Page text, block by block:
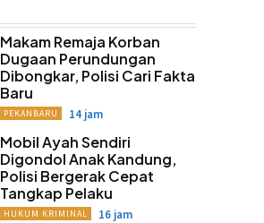
Makam Remaja Korban
Dugaan Perundungan
Dibongkar, Polisi Cari Fakta
Baru
PEKANBARU 14 jam
Mobil Ayah Sendiri
Digondol Anak Kandung,
Polisi Bergerak Cepat
Tangkap Pelaku
HUKUM KRIMINAL 16 jam